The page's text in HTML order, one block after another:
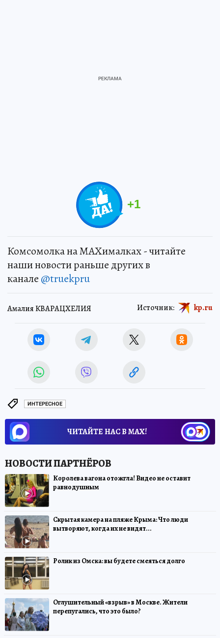
+1
Комсомолка на MAXималках - читайте
наши новости раньше других в
канале @truekpru
Амалия КВАРАЦХЕЛИЯ Источник: kp.ru
ИНТЕРЕСНОЕ
ЧИТАЙТЕ НАС В МАХ!
Королева вагона отожгла! Видео не оставит
равнодушным
Скрытая камера на пляже Крыма: Что люди
вытворяют, когда их не видят...
Ролик из Омска: вы будете смеяться долго
Оглушительный «взрыв» в Москве. Жители
перепугались, что это было?